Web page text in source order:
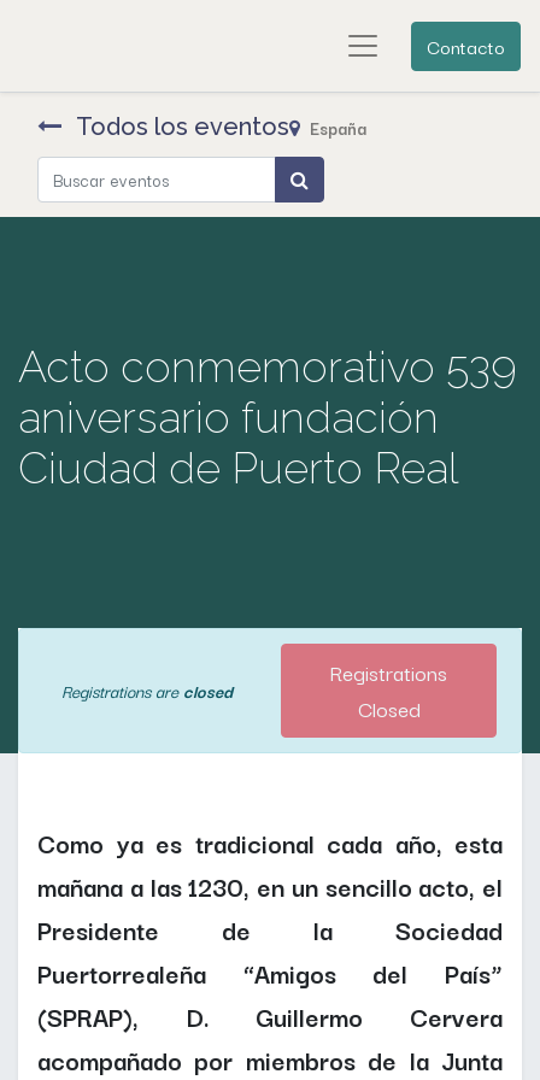
Contacto
Todos los eventos España
Acto conmemorativo 539
aniversario fundación
Ciudad de Puerto Real
Registrations areclosed
Registrations
Closed
Como ya es tradicional cada año, esta
mañana a las 1230, en un sencillo acto, el
Presidente de la Sociedad
Puertorrealeña “Amigos del País”
(SPRAP), D. Guillermo Cervera
acompañado por miembros de la Junta